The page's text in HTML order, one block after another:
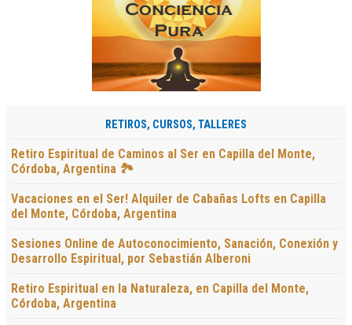
RETIROS, CURSOS, TALLERES
Retiro Espiritual de Caminos al Ser en Capilla del Monte,
Córdoba, Argentina 🏞️
Vacaciones en el Ser! Alquiler de Cabañas Lofts en Capilla
del Monte, Córdoba, Argentina
Sesiones Online de Autoconocimiento, Sanación, Conexión y
Desarrollo Espiritual, por Sebastián Alberoni
Retiro Espiritual en la Naturaleza, en Capilla del Monte,
Córdoba, Argentina